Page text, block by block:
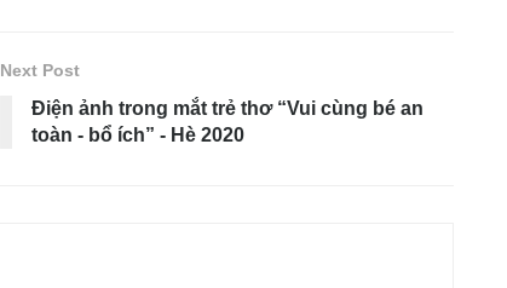
Next Post
Điện ảnh trong mắt trẻ thơ “Vui cùng bé an
toàn - bổ ích” - Hè 2020